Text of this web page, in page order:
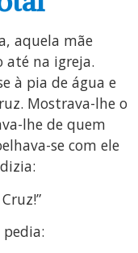
aquela mãe
até na igreja.
à pia de água e
Mostrava-lhe o
lhe de quem
se com ele